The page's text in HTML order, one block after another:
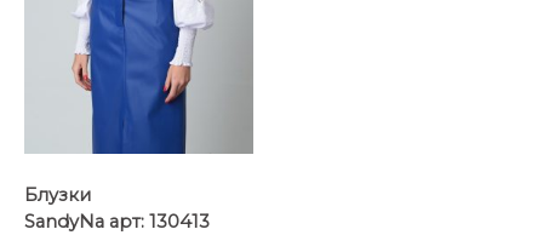
Блузки
SandyNa арт: 130413